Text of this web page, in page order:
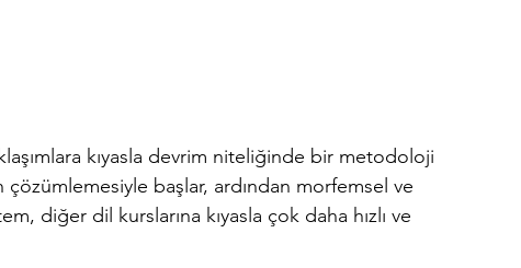
kıyasla devrim niteliğinde bir metodoloji
çözümlemesiyle başlar, ardından morfemsel ve
diğer dil kurslarına kıyasla çok daha hızlı ve